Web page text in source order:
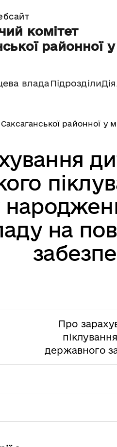
комітет
районної
владаПідрозділи
районної у
на
Про
державного